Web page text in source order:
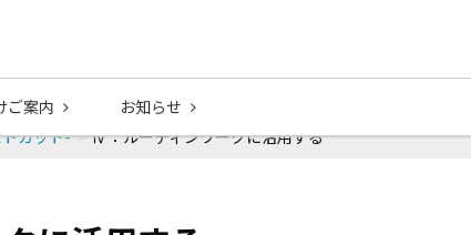
ご案内
お知らせ
カット- Ⅳ：ルーティンワークに活用する